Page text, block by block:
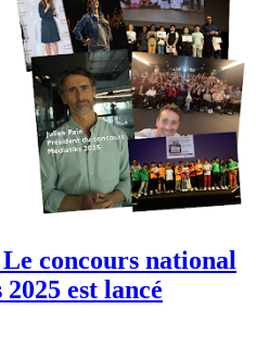
concours national
est lancé